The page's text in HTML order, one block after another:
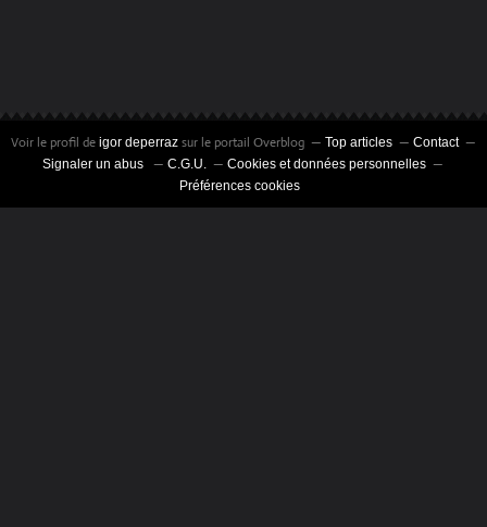
Voir le profil de igor deperraz sur le portail Overblog Top articles
Contact
Signaler un abus
C.G.U.
Cookies et données personnelles
Préférences cookies